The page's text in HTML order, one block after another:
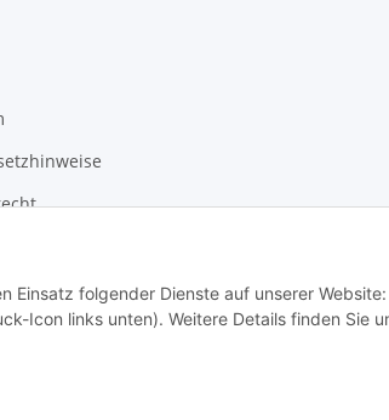
Einsatz folgender Dienste auf unserer Website:
Icon links unten). Weitere Details finden Sie